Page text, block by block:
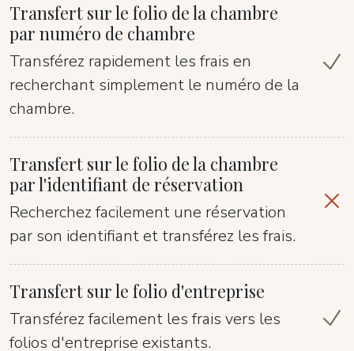
Transfert sur le folio de la chambre
par numéro de chambre
Transférez rapidement les frais en
recherchant simplement le numéro de la
chambre.
Transfert sur le folio de la chambre
par l'identifiant de réservation
Recherchez facilement une réservation
par son identifiant et transférez les frais.
Transfert sur le folio d'entreprise
Transférez facilement les frais vers les
folios d'entreprise existants.